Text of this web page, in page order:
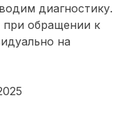
диагностику.
обращении к
на